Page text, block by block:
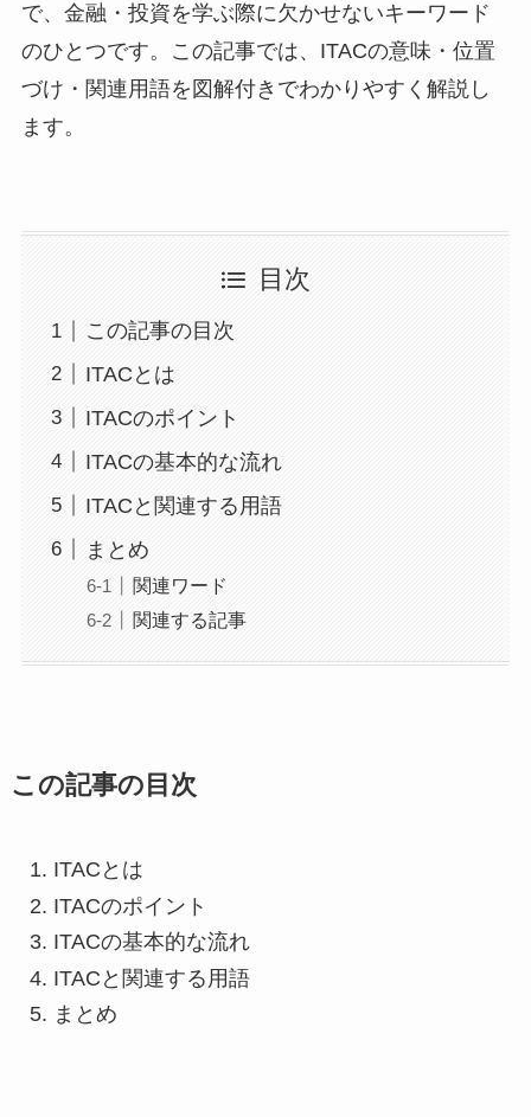
で、金融・投資を学ぶ際に欠かせないキーワード
のひとつです。この記事では、ITACの意味・位置
づけ・関連用語を図解付きでわかりやすく解説し
ます。
目次
この記事の目次
ITACとは
ITACのポイント
ITACの基本的な流れ
ITACと関連する用語
まとめ
関連ワード
関連する記事
この記事の目次
ITACとは
ITACのポイント
ITACの基本的な流れ
ITACと関連する用語
まとめ